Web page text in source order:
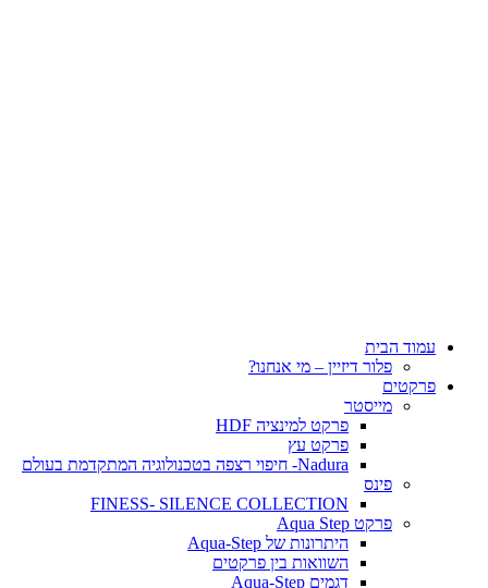
עמוד הבית
פלור דיזיין – מי אנחנו?
פרקטים
מייסטר
פרקט למינציה HDF
פרקט עץ
Nadura- חיפוי רצפה בטכנולוגיה המתקדמת בעולם
פינס
FINESS- SILENCE COLLECTION
פרקט Aqua Step
היתרונות של Aqua-Step
השוואות בין פרקטים
דגמים Aqua-Step